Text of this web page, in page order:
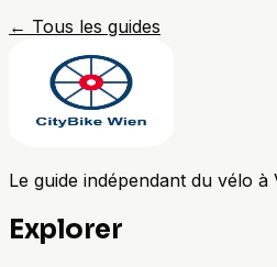
← Tous les guides
Le guide indépendant du vélo à
Explorer